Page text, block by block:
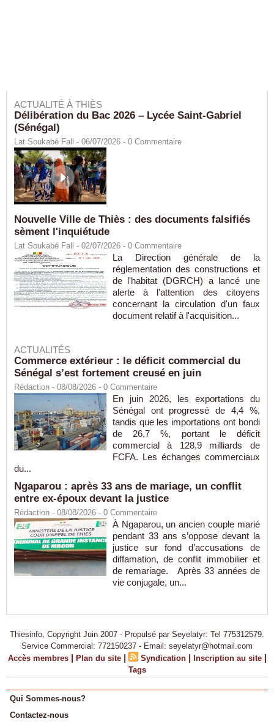
ACTUALITÉ À THIÈS
Délibération du Bac 2026 – Lycée Saint-Gabriel
(Sénégal)
Lat Soukabé Fall - 06/07/2026 - 0 Commentaire
Nouvelle Ville de Thiès : des documents falsifiés
sèment l'inquiétude
Lat Soukabé Fall - 02/07/2026 - 0 Commentaire
La Direction générale de la
réglementation des constructions et
de l'habitat (DGRCH) a lancé une
alerte à l'attention des citoyens
concernant la circulation d'un faux
document relatif à l'acquisition...
ACTUALITÉS
Commerce extérieur : le déficit commercial du
Sénégal s’est fortement creusé en juin
Rédaction - 08/08/2026 - 0 Commentaire
En juin 2026, les exportations du
Sénégal ont progressé de 4,4 %,
tandis que les importations ont bondi
de 26,7 %, portant le déficit
commercial à 128,9 milliards de
FCFA. Les échanges commerciaux
du...
Ngaparou : après 33 ans de mariage, un conflit
entre ex-époux devant la justice
Rédaction - 08/08/2026 - 0 Commentaire
À Ngaparou, un ancien couple marié
pendant 33 ans s’oppose devant la
justice sur fond d’accusations de
diffamation, de conflit immobilier et
de remariage. Après 33 années de
vie conjugale, un...
Thiesinfo, Copyright Juin 2007 - Propulsé par Seyelatyr: Tel 775312579.
Service Commercial: 772150237 - Email: seyelatyr@hotmail.com
Accès membres | Plan du site | Syndication | Inscription au site |
Tags
Qui Sommes-nous?
Contactez-nous